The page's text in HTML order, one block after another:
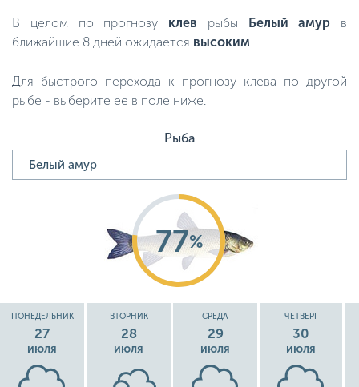
В целом по прогнозу клев рыбы Белый амур в
ближайшие 8 дней ожидается высоким.
Для быстрого перехода к прогнозу клева по другой
рыбе - выберите ее в поле ниже.
Рыба
77%
ПОНЕДЕЛЬНИК
27
июля
ВТОРНИК
28
июля
СРЕДА
29
июля
ЧЕТВЕРГ
30
июля